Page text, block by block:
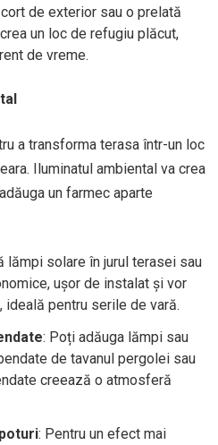
de exterior sau o prelată
un loc de refugiu plăcut,
de vreme.
a transforma terasa într-un loc
Iluminatul ambiental va crea
un farmec aparte
lămpi solare în jurul terasei sau
ușor de instalat și vor
ideală pentru serile de vară.
: Poți adăuga lămpi sau
de tavanul pergolei sau
creează o atmosferă
: Pentru un efect mai